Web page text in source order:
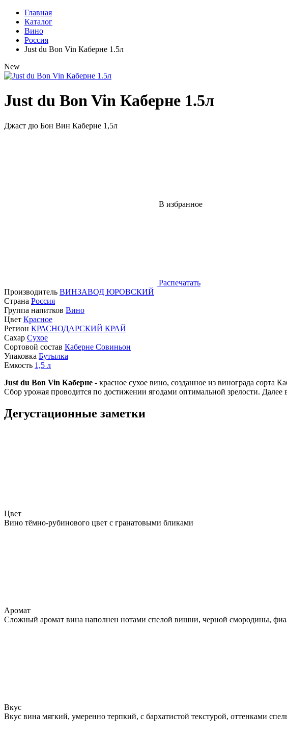
Главная
Каталог
Вино
Россия
Just du Bon Vin Каберне 1.5л
New
Just du Bon Vin Каберне 1.5л
Джаст дю Бон Вин Каберне 1,5л
В избранное
Распечатать
Производитель ВИНЗАВОД ЮРОВСКИЙ
Страна Россия
Группа напитков Вино
Цвет Красное
Регион КРАСНОДАРСКИЙ КРАЙ
Сахар Сухое
Сортовой состав Каберне Совиньон
Упаковка Бутылка
Емкость 1,5 л
Just du Bon Vin Каберне - красное сухое вино, созданное из винограда сорта
Сбор урожая проводится по достижении ягодами оптимальной зрелости.
Дегустационные заметки
Цвет
Вино тёмно-рубинового цвет с гранатовыми бликами
Аромат
Сложный аромат вина наполнен нотами спелой вишни, черной смородины,
Вкус
Вкус вина мягкий, умеренно терпкий, с бархатистой текстурой, оттенками